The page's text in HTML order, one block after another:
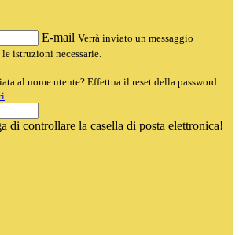
E-mail Verrà inviato un messaggio
istruzioni necessarie.
al nome utente? Effettua il reset della password
di controllare la casella di posta elettronica!